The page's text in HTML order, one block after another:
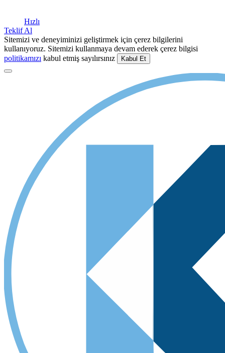
Hızlı
Teklif Al
Sitemizi ve deneyiminizi geliştirmek için çerez bilgilerini
kullanıyoruz. Sitemizi kullanmaya devam ederek çerez bilgisi
politikamızı kabul etmiş sayılırsınız